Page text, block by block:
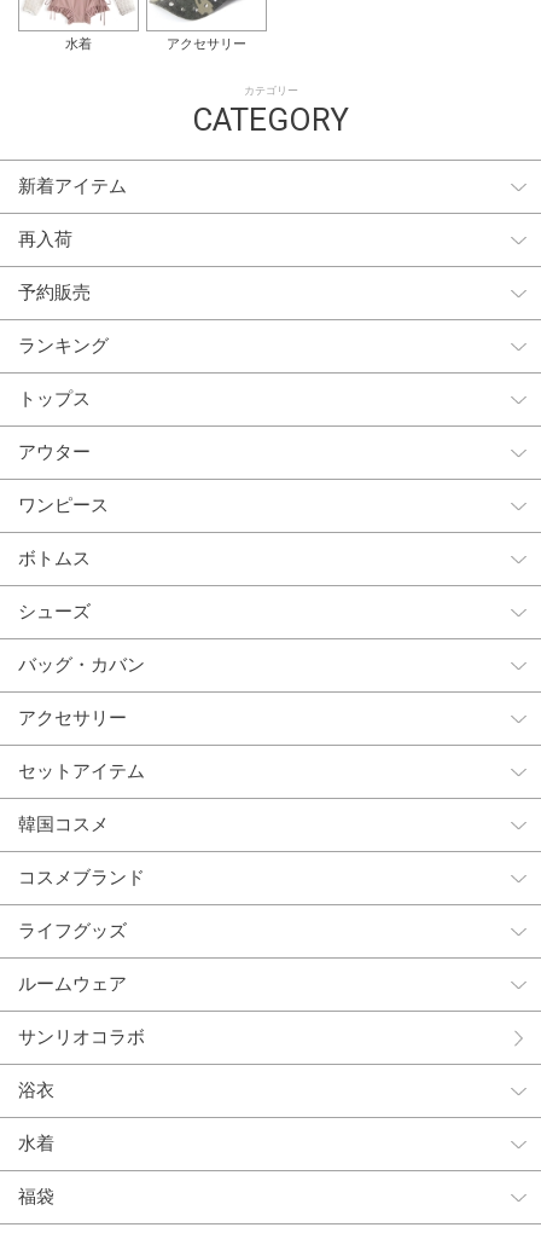
水着 アクセサリー
カテゴリー
CATEGORY
新着アイテム
再入荷
予約販売
ランキング
トップス
アウター
ワンピース
ボトムス
シューズ
バッグ・カバン
アクセサリー
セットアイテム
韓国コスメ
コスメブランド
ライフグッズ
ルームウェア
サンリオコラボ
浴衣
水着
福袋